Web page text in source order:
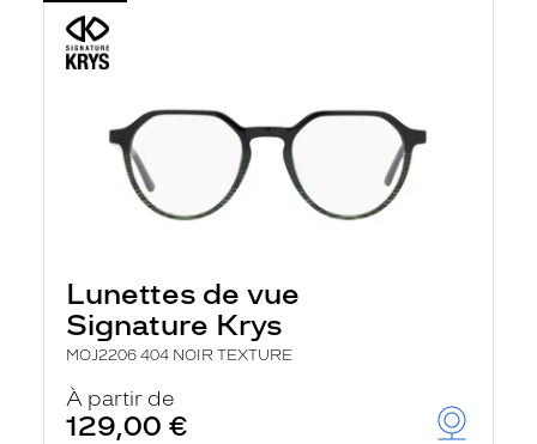
Lunettes de vue
Signature Krys
MOJ2206 404 NOIR TEXTURE
À partir de
129,00 €